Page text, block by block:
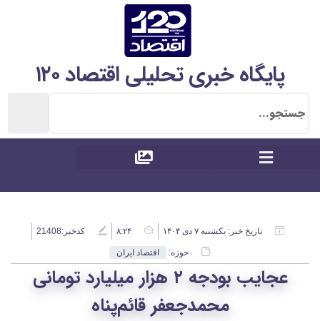
پایگاه خبری تحلیلی اقتصاد ۱۲۰
تاریخ خبر: یکشنبه ۷ دی ۱۴۰۴ ۸:۲۴ کدخبر:21408
حوزه: اقتصاد ایران
عجایب بودجه ۲ هزار میلیارد تومانی
محمدجعفر قائم‌پناه